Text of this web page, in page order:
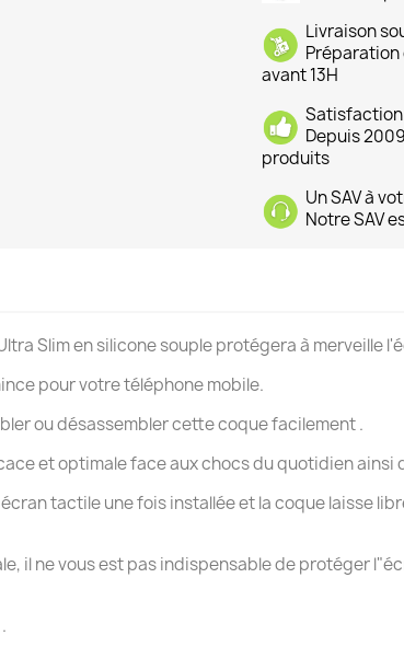
Livraison
Préparation
avant 13H
Depuis
produits
Un SAV à
Notre SAV
Slim en silicone souple protégera à merveille
pour votre téléphone mobile.
ou désassembler cette coque facilement .
et optimale face aux chocs du quotidien ainsi
tactile une fois installée et la coque laisse
il ne vous est pas indispensable de protéger